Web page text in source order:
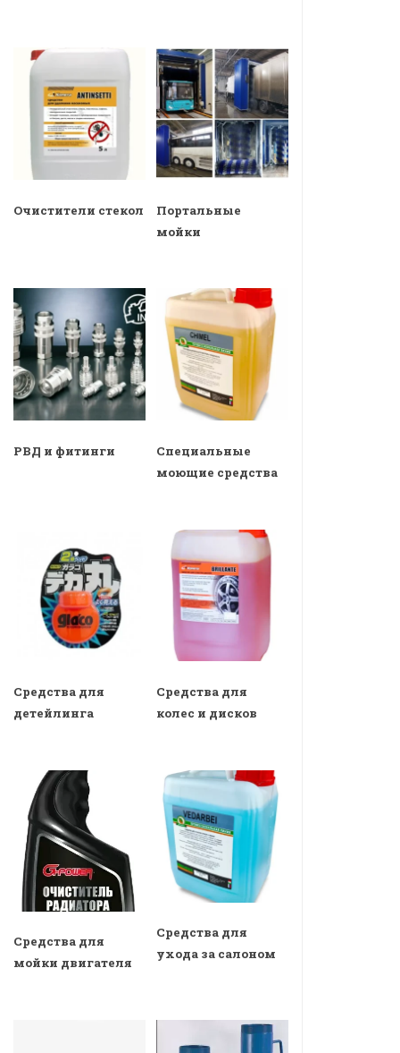
Очистители стекол
Портальные
мойки
РВД и фитинги
Специальные
моющие средства
Средства для
детейлинга
Средства для
колес и дисков
Средства для
мойки двигателя
Средства для
ухода за салоном